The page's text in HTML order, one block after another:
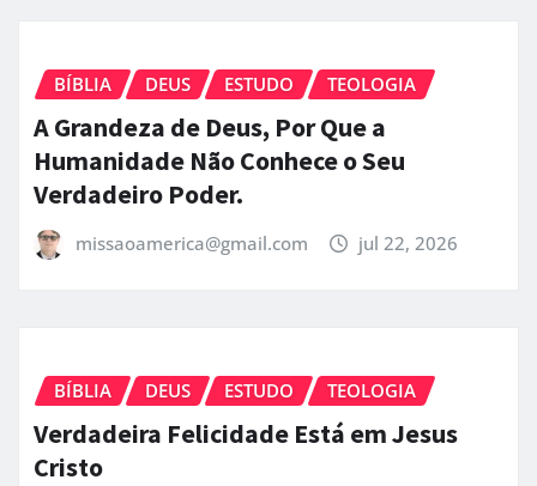
BÍBLIA DEUS ESTUDO TEOLOGIA
A Grandeza de Deus, Por Que a
Humanidade Não Conhece o Seu
Verdadeiro Poder.
missaoamerica@gmail.com jul 22, 2026
BÍBLIA DEUS ESTUDO TEOLOGIA
Verdadeira Felicidade Está em Jesus
Cristo